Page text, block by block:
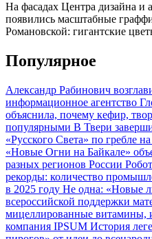
На фасадах Центра дизайна и
появились масштабные
Романовской: гигантские
Популярное
Александр Рабинович
информационное агентство
объяснила, почему кефир,
популярными В Твери
«Русского Света» по гребле
«Новые Огни на Байкале»
разных регионов России
рекорды: количество
в 2025 году Не одна: «Новые
всероссийской поддержки
мицеллированные витамины,
компания IPSUM История